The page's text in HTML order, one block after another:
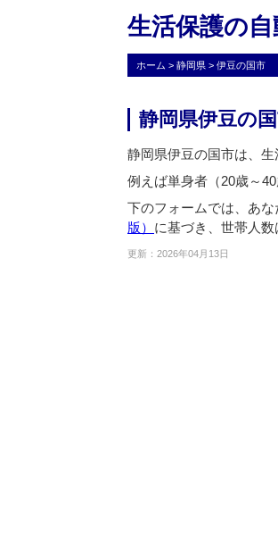
生活保護の
ホーム > 静岡県 > 伊豆の国市
静岡県伊豆の
静岡県伊豆の国市は、
例えば単身者（20歳～
下のフォームでは、あ
版） に基づき、世帯人数
更新：2026年04月13日